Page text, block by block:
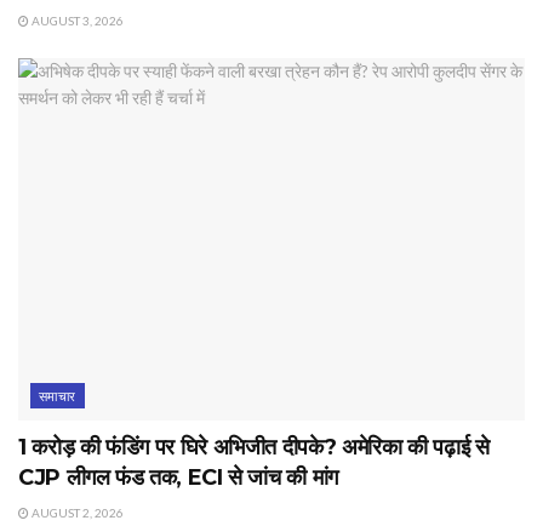
AUGUST 3, 2026
समाचार
1 करोड़ की फंडिंग पर घिरे अभिजीत दीपके? अमेरिका की पढ़ाई से
CJP लीगल फंड तक, ECI से जांच की मांग
AUGUST 2, 2026